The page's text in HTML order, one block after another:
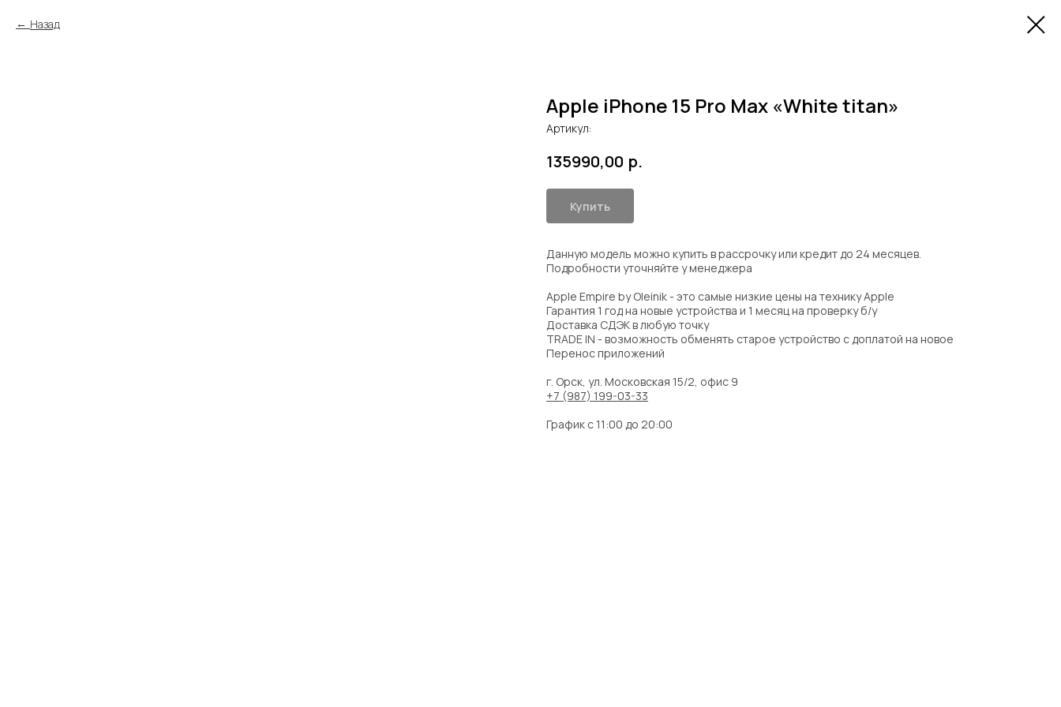
Назад
Apple iPhone 15 Pro Max «White titan»
Артикул:
135990,00 р.
Купить
Данную модель можно купить в рассрочку или кредит до 24 месяцев.
Подробности уточняйте у менеджера
Apple Empire by Oleinik - это самые низкие цены на технику Apple
Гарантия 1 год на новые устройства и 1 месяц на проверку б/у
Доставка СДЭК в любую точку
TRADE IN - возможность обменять старое устройство с доплатой на новое
Перенос приложений
г. Орск, ул. Московская 15/2, офис 9
+7 (987) 199-03-33
График с 11:00 до 20:00